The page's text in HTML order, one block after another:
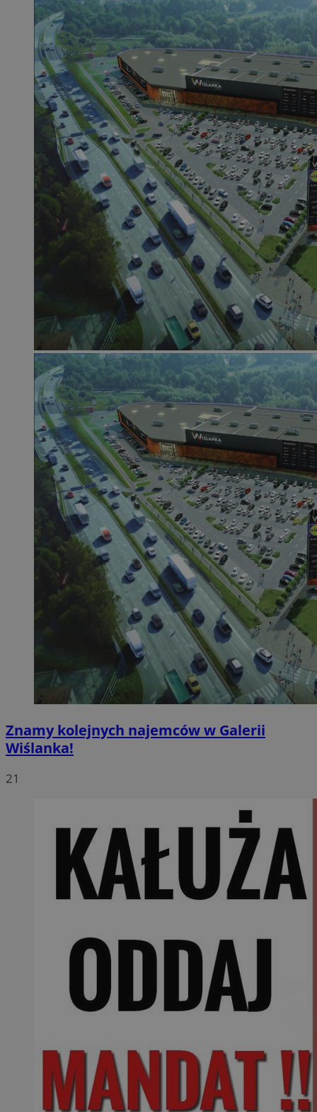
Znamy kolejnych najemców w Galerii
Wiślanka!
21